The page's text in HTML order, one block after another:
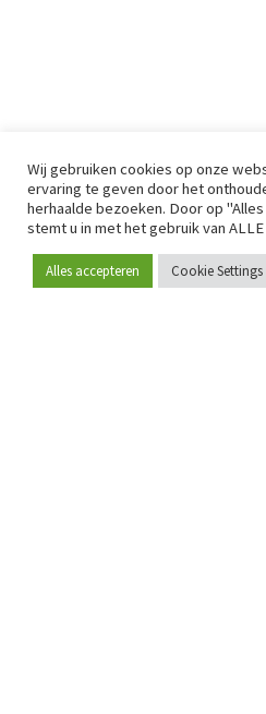
Word lid
Wij gebruiken cookies op onze
ervaring te geven door het
herhaalde bezoeken. Door op
stemt u in met het gebruik van
Alles accepteren Cookie Settings